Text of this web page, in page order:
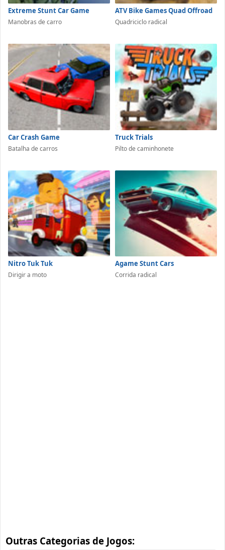
Extreme Stunt Car Game
Manobras de carro
ATV Bike Games Quad Offroad
Quadriciclo radical
Car Crash Game
Batalha de carros
Truck Trials
Pilto de caminhonete
Nitro Tuk Tuk
Dirigir a moto
Agame Stunt Cars
Corrida radical
Outras Categorias de Jogos: